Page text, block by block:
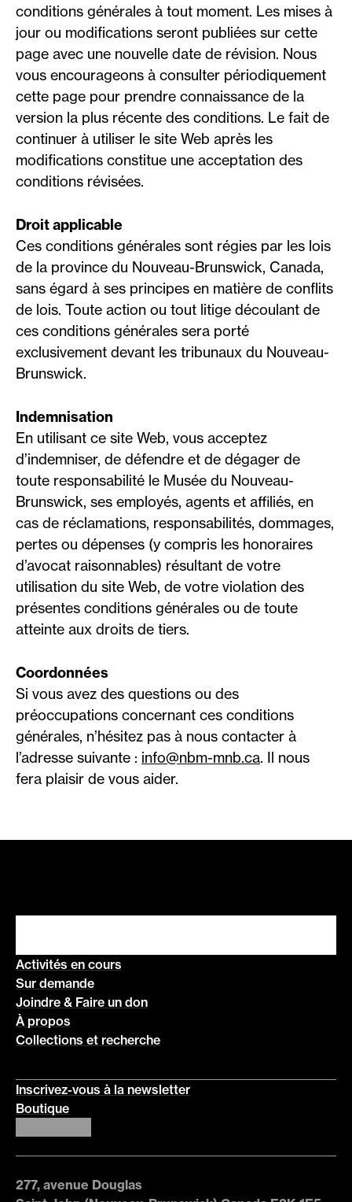
conditions générales à tout moment. Les mises à
jour ou modifications seront publiées sur cette
page avec une nouvelle date de révision. Nous
vous encourageons à consulter périodiquement
cette page pour prendre connaissance de la
version la plus récente des conditions. Le fait de
continuer à utiliser le site Web après les
modifications constitue une acceptation des
conditions révisées.
Droit applicable
Ces conditions générales sont régies par les lois
de la province du Nouveau-Brunswick, Canada,
sans égard à ses principes en matière de conflits
de lois. Toute action ou tout litige découlant de
ces conditions générales sera porté
exclusivement devant les tribunaux du Nouveau-
Brunswick.
Indemnisation
En utilisant ce site Web, vous acceptez
d’indemniser, de défendre et de dégager de
toute responsabilité le Musée du Nouveau-
Brunswick, ses employés, agents et affiliés, en
cas de réclamations, responsabilités, dommages,
pertes ou dépenses (y compris les honoraires
d’avocat raisonnables) résultant de votre
utilisation du site Web, de votre violation des
présentes conditions générales ou de toute
atteinte aux droits de tiers.
Coordonnées
Si vous avez des questions ou des
préoccupations concernant ces conditions
générales, n’hésitez pas à nous contacter à
l’adresse suivante : info@nbm-mnb.ca. Il nous
fera plaisir de vous aider.
Activités en cours
Sur demande
Joindre & Faire un don
À propos
Collections et recherche
Inscrivez-vous à la newsletter
Boutique
277, avenue Douglas